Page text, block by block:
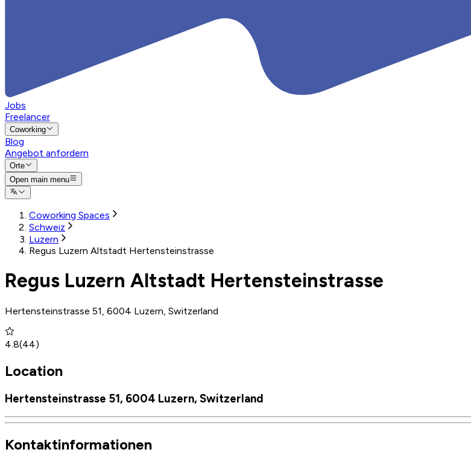
Jobs
Freelancer
Coworking
Blog
Angebot anfordern
Orte
Open main menu
Coworking Spaces
Schweiz
Luzern
Regus Luzern Altstadt Hertensteinstrasse
Regus Luzern Altstadt Hertensteinstrasse
Hertensteinstrasse 51, 6004 Luzern, Switzerland
4.8(44)
Location
Hertensteinstrasse 51, 6004 Luzern, Switzerland
Kontaktinformationen